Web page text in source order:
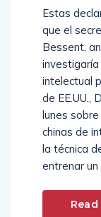
Estas
que el
Bessent,
intelectual
de EE.UU.,
lunes
chinas de
la técnica
entrenar
Read